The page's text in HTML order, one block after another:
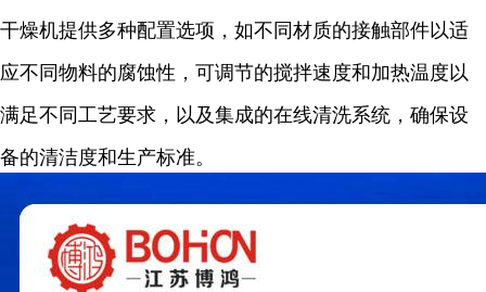
干燥机提供多种配置选项，如不同材质的接触部件以适
应不同物料的腐蚀性，可调节的搅拌速度和加热温度以
满足不同工艺要求，以及集成的在线清洗系统，确保设
备的清洁度和生产标准。